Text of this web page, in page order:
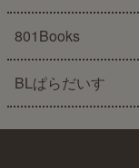
801Books
BLぱらだいす